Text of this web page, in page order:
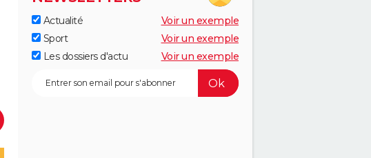
Actualité
Voir un exemple
Sport
Voir un exemple
Les dossiers d'actu
Voir un exemple